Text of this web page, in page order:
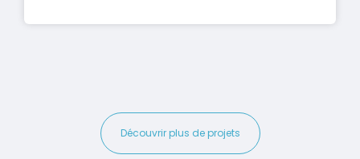
Découvrir plus de projets